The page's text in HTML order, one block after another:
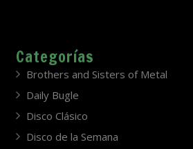
Categorías
Brothers and Sisters of Metal
Daily Bugle
Disco Clásico
Disco de la Semana